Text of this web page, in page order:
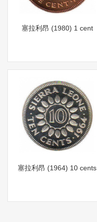
塞拉利昂 (1980) 1 cent
塞拉利昂 (1964) 10 cents